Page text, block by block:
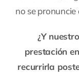
no se
¿Y
prestación
recurrirla